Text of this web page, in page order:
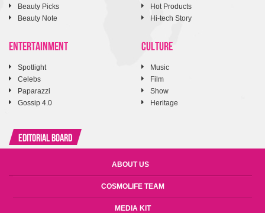
Beauty Picks
Beauty Note
Hot Products
Hi-tech Story
ENTERTAINMENT
Spotlight
Celebs
Paparazzi
Gossip 4.0
CULTURE
Music
Film
Show
Heritage
Editorial Board
ABOUT US
COSMOLIFE TEAM
MEDIA KIT